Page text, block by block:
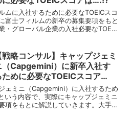
ムに入社するために必要なTOEICスコ
富士フィルムの新卒の募集要項をもと
・グローバル企業の入社必要なTOEIC
戦略コンサル】キャップジェミ
（Capgemini）に新卒入社す
ために必要なTOEICスコア
….!?
ェミニ（Capgemini）に入社するため
いう内容で、実際にキャップジェミニ
項をもとに解説していきます。大手企